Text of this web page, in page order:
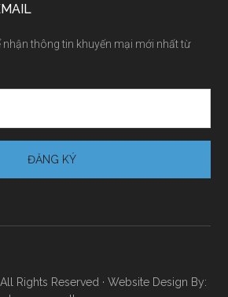
nhận thông tin khuyến mại mới nhất từ
Rights Reserved · Website Design By: